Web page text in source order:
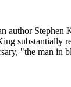
author
"the man